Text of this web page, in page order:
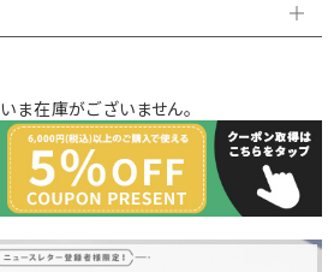
ま在庫がございません。